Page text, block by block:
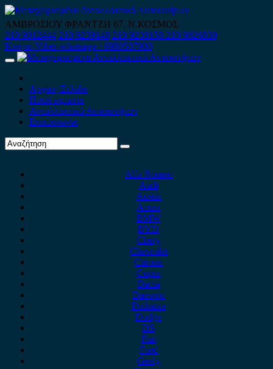
Skip
to
content
ΑΜΒΡΟΣΙΟΥ ΦΡΑΝΤΖΗ 67, Ν.ΚΟΣΜΟΣ
210 9012444 210 9239148 210 9238158 210 9026839
Κινητό-Viber-whatsapp : 6980507900
Primary
Αρχική Σελίδα
Ποιοί είμαστε
Ανταλλακτικά Αυτοκινήτων
Επικοινωνία
Alfa Romeo
Audi
Austin
Acura
BMW
BYD
Chery
Chevrolet
Citroen
Cupra
Dacia
Daewoo
Daihatsu
Dodge
DS
Fiat
Ford
Geely